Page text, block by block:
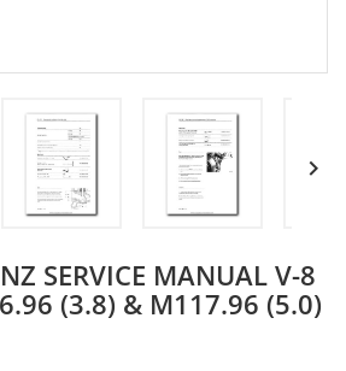

SERVICE MANUAL V-8
(3.8) & M117.96 (5.0)